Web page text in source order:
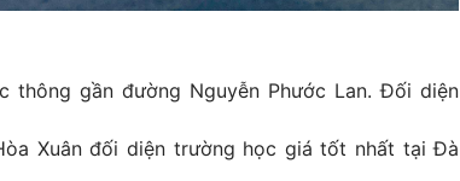
thông gần đường Nguyễn Phước Lan. Đối diện
Xuân đối diện trường học giá tốt nhất tại Đà